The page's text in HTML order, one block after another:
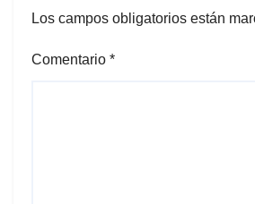
Los campos obligatorios están
Comentario *